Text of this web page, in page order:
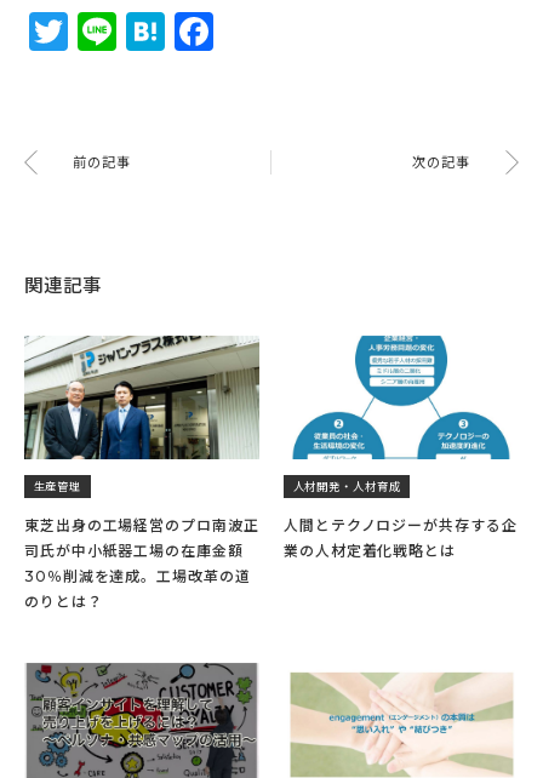
Twitter
LineHatena
前の記事 次の記事
関連記事
生産管理
東芝出身の工場経営のプロ南波正
司氏が中小紙器工場の在庫金額
30％削減を達成。工場改革の道
のりとは？
人材開発・人材育成
人間とテクノロジーが共存する企
業の人材定着化戦略とは